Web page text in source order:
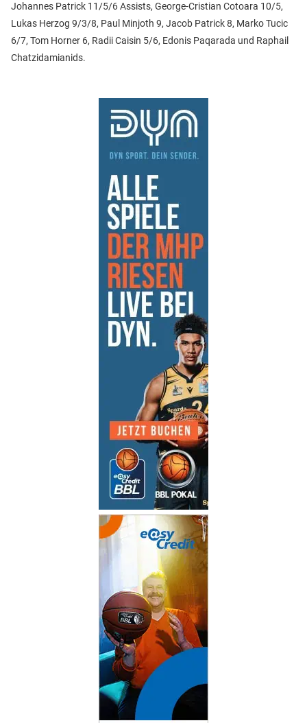
Johannes Patrick 11/5/6 Assists, George-Cristian Cotoara 10/5,
Lukas Herzog 9/3/8, Paul Minjoth 9, Jacob Patrick 8, Marko Tucic
6/7, Tom Horner 6, Radii Caisin 5/6, Edonis Paqarada und Raphail
Chatzidamianids.